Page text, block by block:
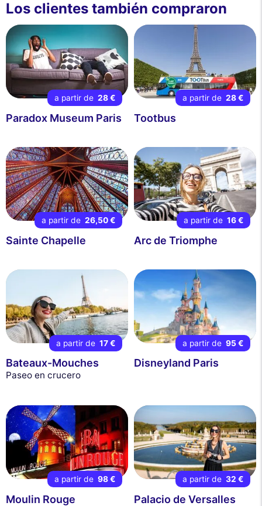
Los clientes también compraron
a partir de 28 €
Paradox Museum Paris
a partir de 28 €
Tootbus
a partir de 26,50 €
Sainte Chapelle
a partir de 16 €
Arc de Triomphe
a partir de 17 €
Bateaux-Mouches
Paseo en crucero
a partir de 95 €
Disneyland Paris
a partir de 98 €
Moulin Rouge
a partir de 32 €
Palacio de Versalles